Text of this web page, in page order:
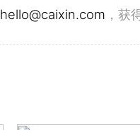
hello@caixin.com ，获